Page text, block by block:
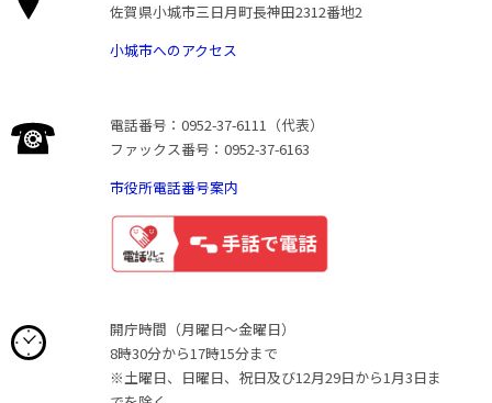
佐賀県小城市三日月町長神田2312番地2
小城市へのアクセス
電話番号：0952-37-6111（代表）
ファックス番号：0952-37-6163
市役所電話番号案内
開庁時間（月曜日〜金曜日）
8時30分から17時15分まで
※土曜日、日曜日、祝日及び12月29日から1月3日ま